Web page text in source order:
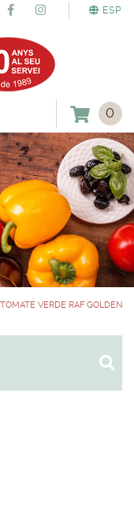
ESP
0
TOMATE VERDE RAF GOLDEN